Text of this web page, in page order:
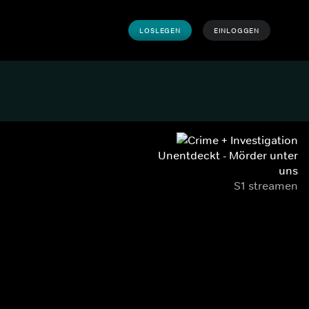
LOSLEGEN EINLOGGEN
Unentdeckt - Mörder unter
uns
S1 streamen